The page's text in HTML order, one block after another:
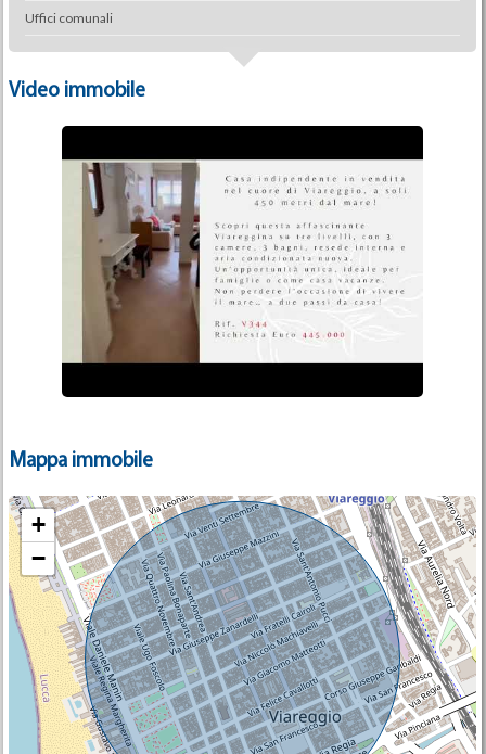
Uffici comunali
Video immobile
Mappa immobile
+
−